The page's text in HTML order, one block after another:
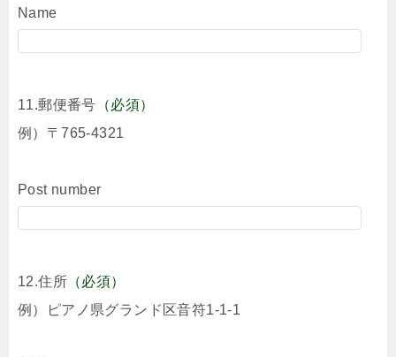
Name
11.郵便番号 （必須）
例）〒765-4321
Post number
12.住所 （必須）
例）ピアノ県グランド区音符1-1-1